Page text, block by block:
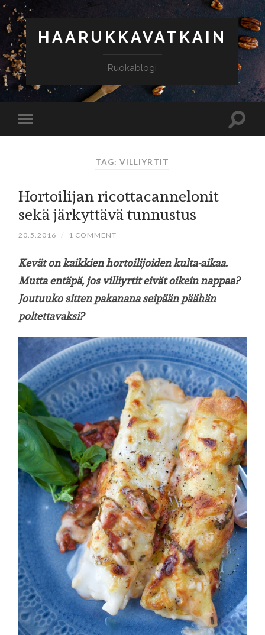
HAARUKKAVATKAIN
Ruokablogi
TAG: VILLIYRTIT
Hortoilijan ricottacannelonit
sekä järkyttävä tunnustus
20.5.2016 / 1 COMMENT
Kevät on kaikkien hortoilijoiden kulta-aikaa.
Mutta entäpä, jos villiyrtit eivät oikein nappaa?
Joutuuko sitten pakanana seipään päähän
poltettavaksi?